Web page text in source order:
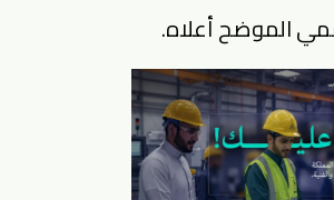
الموضح أعلاه.